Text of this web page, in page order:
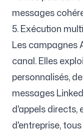
messages
5. Exécution
Les campagnes
canal. Elles
personnalisés,
messages
d'appels directs,
d'entreprise,